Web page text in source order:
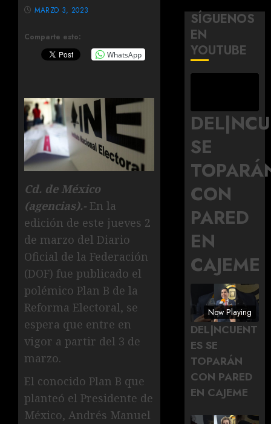
Comparte esto:
WhatsApp
MARZO 3, 2023
Cd. de México
(agencias).- En la
edición de este jueves 2
de marzo del Diario
Oficial de la Federación
(DOF) fue publicado el
polémico Plan B de la
Reforma Electoral, se
espera que entre en
vigor a partir del 3 de
marzo.
El conocido Plan B que
planteó el Presidente de
México, Andrés Manuel
SÍGUENOS
EN
YOUTUBE
SE
CON
PARED
EN
CAJEME
Now Playing
DEL|NCUENT
ES SE
TOPARÁN
CON PARED
EN CAJEME